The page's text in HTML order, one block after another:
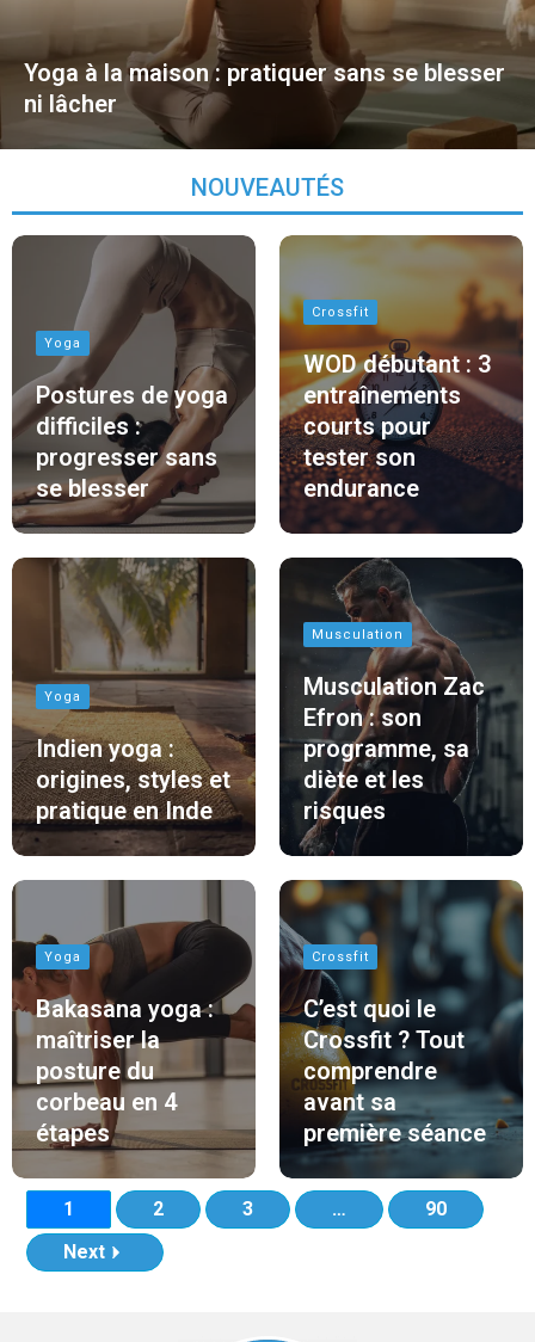
Yoga à la maison : pratiquer sans se blesser
ni lâcher
NOUVEAUTÉS
Yoga
Postures de yoga
difficiles :
progresser sans
se blesser
Crossfit
WOD débutant : 3
entraînements
courts pour
tester son
endurance
Yoga
Indien yoga :
origines, styles et
pratique en Inde
Musculation
Musculation Zac
Efron : son
programme, sa
diète et les
risques
Yoga
Bakasana yoga :
maîtriser la
posture du
corbeau en 4
étapes
Crossfit
C’est quoi le
Crossfit ? Tout
comprendre
avant sa
première séance
1 2 3 …
90
Next